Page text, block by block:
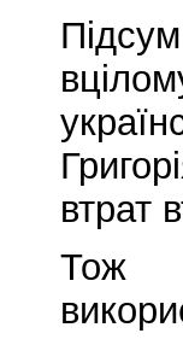
втрат
Тож